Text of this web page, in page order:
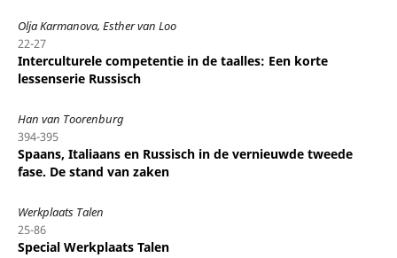
Olja Karmanova, Esther van Loo
22-27
Interculturele competentie in de taalles: Een korte
lessenserie Russisch
Han van Toorenburg
394-395
Spaans, Italiaans en Russisch in de vernieuwde tweede
fase. De stand van zaken
Werkplaats Talen
25-86
Special Werkplaats Talen